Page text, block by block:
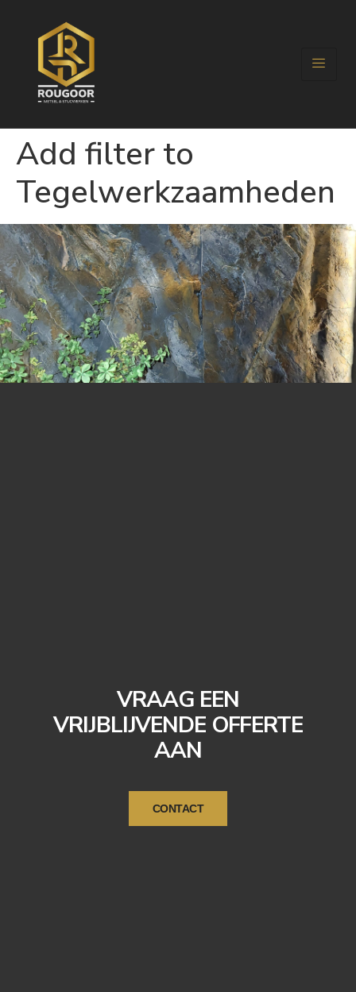
Add filter to
Tegelwerkzaamheden
VRAAG EEN
VRIJBLIJVENDE OFFERTE
AAN
CONTACT